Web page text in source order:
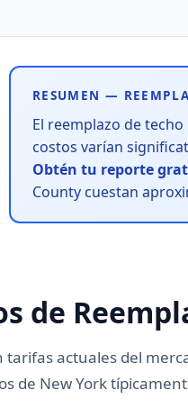
RESUMEN —
El reemplazo de
costos varían
Obtén tu reporte
County cuestan
de
tarifas actuales del
de New York